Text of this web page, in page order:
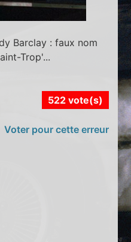
Barclay : faux nom
Trop'...
522 vote(s)
Voter pour cette erreur